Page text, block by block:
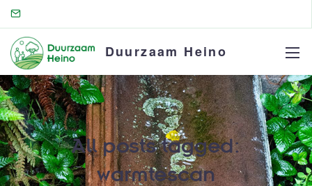
Duurzaam Heino
All posts tagged:
warmtescan